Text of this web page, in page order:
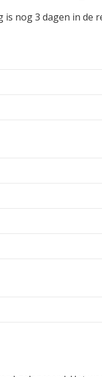
is nog 3 dagen in